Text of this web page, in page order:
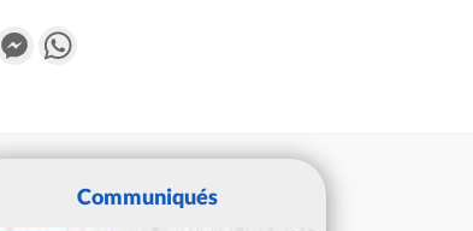
Gmail Messenger
Communiqués